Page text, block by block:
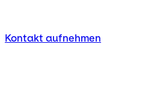
Kontakt aufnehmen